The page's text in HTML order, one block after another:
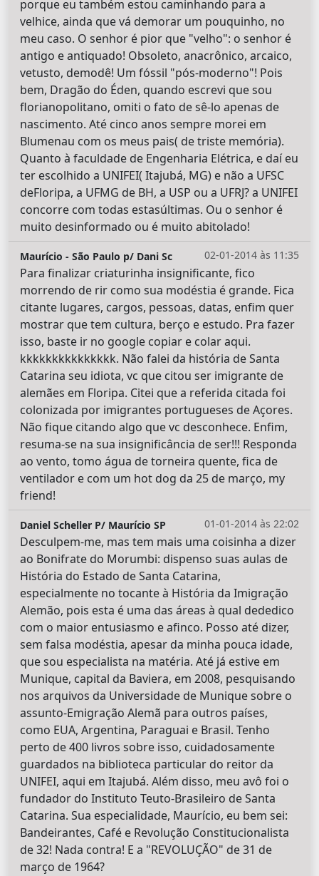
porque eu também estou caminhando para a
velhice, ainda que vá demorar um pouquinho, no
meu caso. O senhor é pior que "velho": o senhor é
antigo e antiquado! Obsoleto, anacrônico, arcaico,
vetusto, demodê! Um fóssil "pós-moderno"! Pois
bem, Dragão do Éden, quando escrevi que sou
florianopolitano, omiti o fato de sê-lo apenas de
nascimento. Até cinco anos sempre morei em
Blumenau com os meus pais( de triste memória).
Quanto à faculdade de Engenharia Elétrica, e daí eu
ter escolhido a UNIFEI( Itajubá, MG) e não a UFSC
deFloripa, a UFMG de BH, a USP ou a UFRJ? a UNIFEI
concorre com todas estasúltimas. Ou o senhor é
muito desinformado ou é muito abitolado!
02-01-2014 às 11:35
Maurício - São Paulo p/ Dani Sc
Para finalizar criaturinha insignificante, fico
morrendo de rir como sua modéstia é grande. Fica
citante lugares, cargos, pessoas, datas, enfim quer
mostrar que tem cultura, berço e estudo. Pra fazer
isso, baste ir no google copiar e colar aqui.
kkkkkkkkkkkkkkk. Não falei da história de Santa
Catarina seu idiota, vc que citou ser imigrante de
alemães em Floripa. Citei que a referida citada foi
colonizada por imigrantes portugueses de Açores.
Não fique citando algo que vc desconhece. Enfim,
resuma-se na sua insignificância de ser!!! Responda
ao vento, tomo água de torneira quente, fica de
ventilador e com um hot dog da 25 de março, my
friend!
01-01-2014 às 22:02
Daniel Scheller P/ Maurício SP
Desculpem-me, mas tem mais uma coisinha a dizer
ao Bonifrate do Morumbi: dispenso suas aulas de
História do Estado de Santa Catarina,
especialmente no tocante à História da Imigração
Alemão, pois esta é uma das áreas à qual dededico
com o maior entusiasmo e afinco. Posso até dizer,
sem falsa modéstia, apesar da minha pouca idade,
que sou especialista na matéria. Até já estive em
Munique, capital da Baviera, em 2008, pesquisando
nos arquivos da Universidade de Munique sobre o
assunto-Emigração Alemã para outros países,
como EUA, Argentina, Paraguai e Brasil. Tenho
perto de 400 livros sobre isso, cuidadosamente
guardados na biblioteca particular do reitor da
UNIFEI, aqui em Itajubá. Além disso, meu avô foi o
fundador do Instituto Teuto-Brasileiro de Santa
Catarina. Sua especialidade, Maurício, eu bem sei:
Bandeirantes, Café e Revolução Constitucionalista
de 32! Nada contra! E a "REVOLUÇÃO" de 31 de
março de 1964?